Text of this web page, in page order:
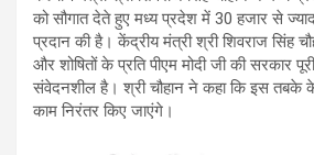
को सौगात देते हुए मध्य प्रदेश में 30 हजार से
प्रदान की है। केंद्रीय मंत्री श्री शिवराज सिंह
और शोषितों के प्रति पीएम मोदी जी की सरकार
संवेदनशील है। श्री चौहान ने कहा कि इस तबके
काम निरंतर किए जाएंगे।